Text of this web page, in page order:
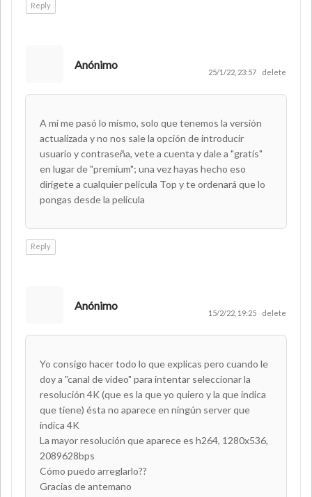
Reply
Anónimo
25/1/22, 23:57 delete
A mí me pasó lo mismo, solo que tenemos la versión
actualizada y no nos sale la opción de introducir
usuario y contraseña, vete a cuenta y dale a "gratis"
en lugar de "premium"; una vez hayas hecho eso
dirigete a cualquier pelicula Top y te ordenará que lo
pongas desde la pelicula
Reply
Anónimo
15/2/22, 19:25 delete
Yo consigo hacer todo lo que explicas pero cuando le
doy a "canal de video" para intentar seleccionar la
resolución 4K (que es la que yo quiero y la que indica
que tiene) ésta no aparece en ningún server que
indica 4K
La mayor resolución que aparece es h264, 1280x536,
2089628bps
Cómo puedo arreglarlo??
Gracias de antemano